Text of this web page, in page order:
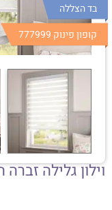
בד הצללה
קופון פינוק 777999
וילון גלילה